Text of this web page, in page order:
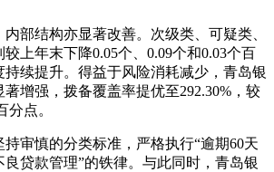
部结构亦显著改善。次级类、可疑类、
上年末下降0.05个、0.09个和0.03个百
续提升。得益于风险消耗减少，青岛银
增强，拨备覆盖率提优至292.30%，较
分点。
审慎的分类标准，严格执行“逾期60天
良贷款管理”的铁律。与此同时，青岛银